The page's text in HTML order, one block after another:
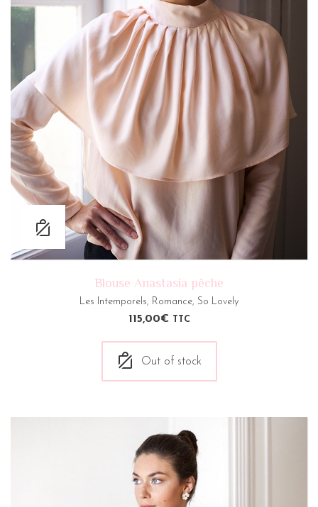
Blouse Anastasia pêche
Les Intemporels, Romance, So Lovely
115,00€ TTC
Out of stock